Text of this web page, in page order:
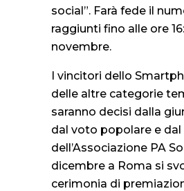
social”. Farà fede il
raggiunti fino alle ore
novembre.
I vincitori dello
delle altre categorie
saranno decisi dalla
dal voto popolare e
dell’Associazione PA
dicembre a Roma si
cerimonia di